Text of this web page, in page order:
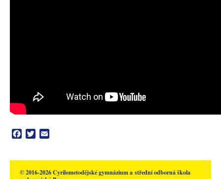
Facebook
Twitter
© 2016-2026 Cyrilometodějské gymnázium a střední odborná škola